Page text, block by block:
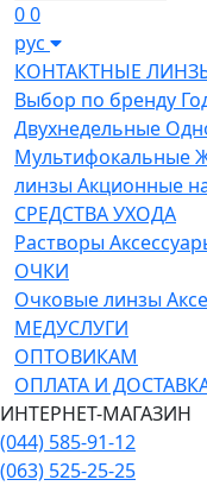
00
рус
КОНТАКТНЫЕ
Выбор по бренду
Двухнедельные
Мультифокальные
линзы Акционные
СРЕДСТВА УХОДА
Растворы
ОЧКИ
Очковые линзы
МЕДУСЛУГИ
ОПТОВИКАМ
ОПЛАТА И
ИНТЕРНЕТ-МАГАЗИН
(044) 585-91-12
(063) 525-25-25